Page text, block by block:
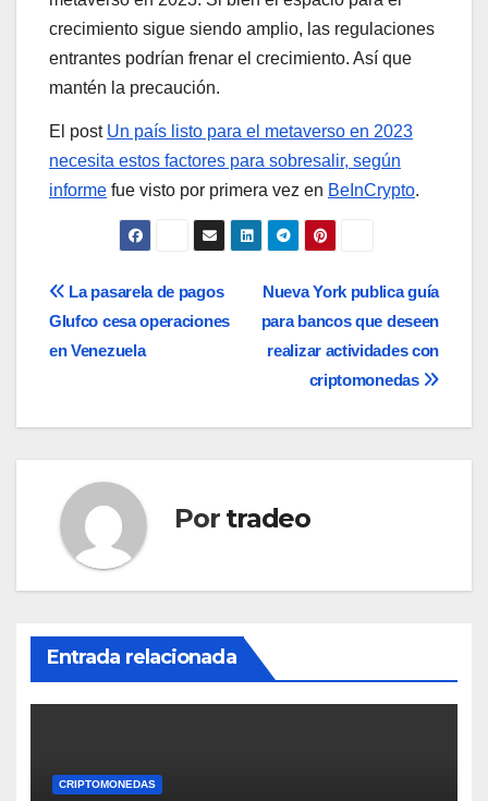
crecimiento sigue siendo amplio, las regulaciones
entrantes podrían frenar el crecimiento. Así que
mantén la precaución.
El post Un país listo para el metaverso en 2023
necesita estos factores para sobresalir, según
informe fue visto por primera vez en BeInCrypto.
Navegación
de
Nueva York publica guía
para bancos que deseen
realizar actividades con
criptomonedas
La pasarela de pagos
Glufco cesa operaciones
en Venezuela
Por tradeo
Entrada relacionada
CRIPTOMONEDAS